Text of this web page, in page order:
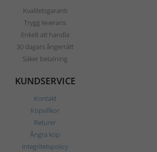
Kvalitetsgaranti
Trygg leverans
Enkelt att handla
30 dagars ångerrätt
Säker betalning
KUNDSERVICE
Kontakt
Köpvillkor
Returer
Ångra köp
Integritetspolicy